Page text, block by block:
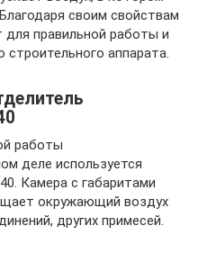
своим свойствам
для правильной работы и
строительного аппарата.
работы
деле используется
Камера с габаритами
окружающий воздух
других примесей.